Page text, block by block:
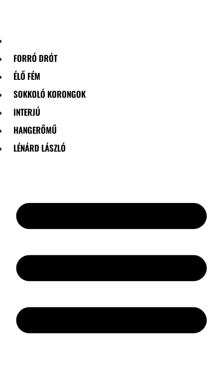
FORRÓ DRÓT
ÉLŐ FÉM
SOKKOLÓ KORONGOK
INTERJÚ
HANGERŐMŰ
LÉNÁRD LÁSZLÓ